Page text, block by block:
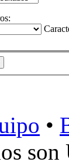
•